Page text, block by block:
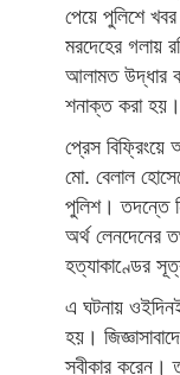
পেয়ে পুলিশে
মরদেহের গলায়
আলামত উদ্ধার
শনাক্ত করা হয়।
প্রেস
মো. বেলাল
পুলিশ। তদন্তে
অর্থ লেনদেনের
হত্যাকাণ্ডের
এ ঘটনায়
হয়।
স্বীকার করেন।